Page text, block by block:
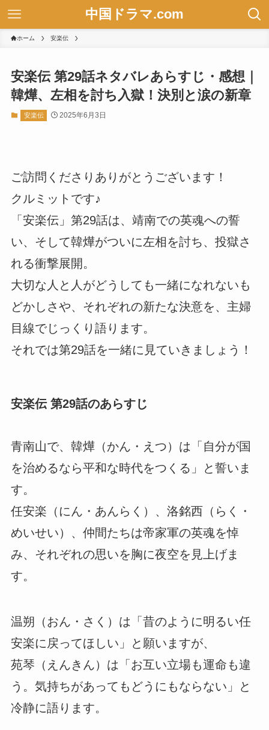
中国ドラマ.com
ホーム 安楽伝
安楽伝 第29話ネタバレあらすじ・感想｜
韓燁、左相を討ち入獄！決別と涙の新章
安楽伝 2025年6月3日
ご訪問くださりありがとうございます！
クルミットです♪
「安楽伝」第29話は、靖南での英魂への誓
い、そして韓燁がついに左相を討ち、投獄さ
れる衝撃展開。
大切な人と人がどうしても一緒になれないも
どかしさや、それぞれの新たな決意を、主婦
目線でじっくり語ります。
それでは第29話を一緒に見ていきましょう！
安楽伝 第29話のあらすじ
青南山で、韓燁（かん・えつ）は「自分が国
を治めるなら平和な時代をつくる」と誓いま
す。
任安楽（にん・あんらく）、洛銘西（らく・
めいせい）、仲間たちは帝家軍の英魂を悼
み、それぞれの思いを胸に夜空を見上げま
す。
温朔（おん・さく）は「昔のように明るい任
安楽に戻ってほしい」と願いますが、
苑琴（えんきん）は「お互い立場も運命も違
う。気持ちがあってもどうにもならない」と
冷静に語ります。